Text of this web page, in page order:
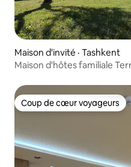
Maison d'invité · Tashkent
Maison d'hôtes familiale
Coup de cœur voyageurs
Coup de cœur voyageurs